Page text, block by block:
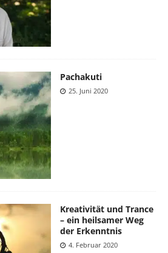
Pachakuti
25. Juni 2020
Kreativität und Trance
– ein heilsamer Weg
der Erkenntnis
4. Februar 2020